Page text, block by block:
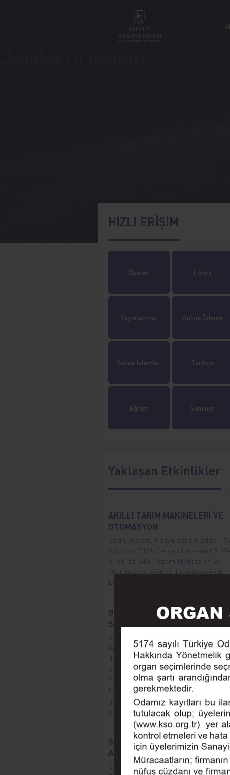
HIZLI ERİŞİM
Üyeler Lonca
Yayınlarımız Online Ödeme
Online İşlemler Tarihçe
Eğitim Seminer
Yaklaşan Etkinlikler
AKILLI TARIM MAKİNELERİ VE
OTOMASYON
Sayın Üyemiz, Konya Sanayi Odası, 12
Ağustos 2026 Çarşamba, saat 09.00-
17.00’da “Akıllı Tarım Makineleri ve
Otomasyon” eğitimi düzenleyecektir.
Eğitim herkes için ücretsizdir.
GIDA ÜRETİMİNDE: KALİTE,
STANDART VE SERTİFİKASYON
AĞUSTOS 2026 ÇARŞAMBA Saat
da " GIDA ÜRETİMİNDE;
STANDART VE
SERTİFİKASYON Eğitimi "
Not: Eğitim 10 kişiyi geçtiği takdirde
gerçekleştirilecektir. Eğitim 10 kişiyi
katılımcılara e mail ile bilgi
SKDM, KARBON AYAK İZİ, SU
AYAK İZİ HESAPLAMA EĞİTİMİ
Sayın Üyemiz, Konya Sanayi Odası, 1